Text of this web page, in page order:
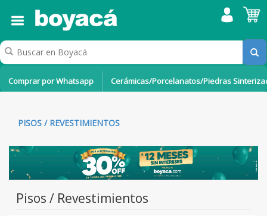
Comprar por Whatsapp Cerámicas/Porcelanatos/Piedras
PISOS / REVESTIMIENTOS
Pisos / Revestimientos